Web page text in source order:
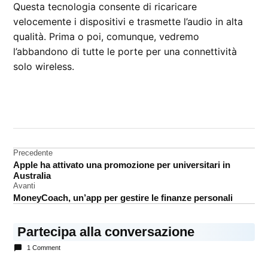
Questa tecnologia consente di ricaricare
velocemente i dispositivi e trasmette l’audio in alta
qualità. Prima o poi, comunque, vedremo
l’abbandono di tutte le porte per una connettività
solo wireless.
Beats
Navigazione
articoli
Precedente
Apple ha attivato una promozione per universitari in
Australia
Avanti
MoneyCoach, un’app per gestire le finanze personali
Partecipa alla conversazione
1 Comment